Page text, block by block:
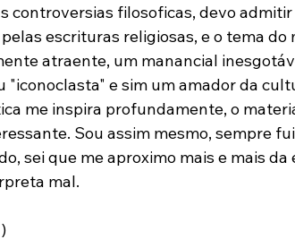
controversias filosoficas, devo
escrituras religiosas, e o tema do
atraente, um manancial
"iconoclasta" e sim um amador da
me inspira profundamente, o
Sou assim mesmo, sempre
sei que me aproximo mais e mais
mal.